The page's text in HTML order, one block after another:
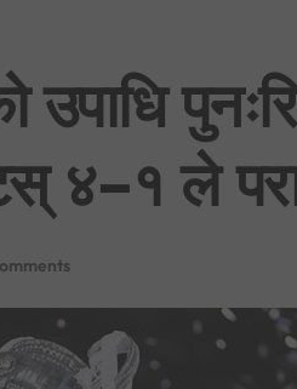
फिफा विश्वकप
साउन १ देखि लागू हुने
भूमिको वर्गीकरण
नेपाली कांग्रेस विशेष
उपाधि
४–१ ले